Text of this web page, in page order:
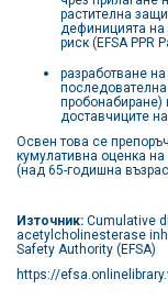
растителна
дефиницията на
риск (EFSA PPR
разработване
пробонабиране)
доставчиците
Освен това се
кумулативна оценка на
(над 65-годишна
Източник: Cumulative
acetylcholinesterase
Safety Authority (EFSA)
https://